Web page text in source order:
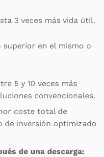
3 veces más vida útil.
superior en el mismo o
5 y 10 veces más
convencionales.
coste total de
de inversión optimizado
de una descarga: